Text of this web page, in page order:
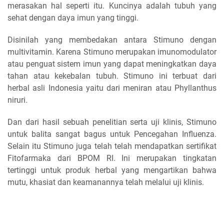
merasakan hal seperti itu. Kuncinya adalah tubuh yang
sehat dengan daya imun yang tinggi.
Disinilah yang membedakan antara Stimuno dengan
multivitamin. Karena Stimuno merupakan imunomodulator
atau penguat sistem imun yang dapat meningkatkan daya
tahan atau kekebalan tubuh. Stimuno ini terbuat dari
herbal asli Indonesia yaitu dari meniran atau Phyllanthus
niruri.
Dan dari hasil sebuah penelitian serta uji klinis, Stimuno
untuk balita sangat bagus untuk Pencegahan Influenza.
Selain itu Stimuno juga telah telah mendapatkan sertifikat
Fitofarmaka dari BPOM RI. Ini merupakan tingkatan
tertinggi untuk produk herbal yang mengartikan bahwa
mutu, khasiat dan keamanannya telah melalui uji klinis.